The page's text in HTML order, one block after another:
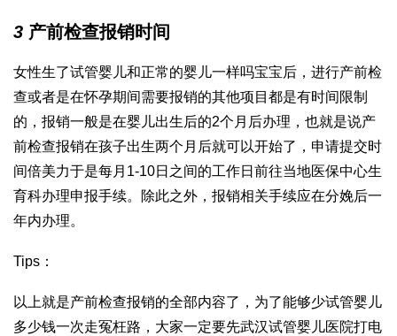
3 产前检查报销时间
女性生了试管婴儿和正常的婴儿一样吗宝宝后，进行产前检
查或者是在怀孕期间需要报销的其他项目都是有时间限制
的，报销一般是在婴儿出生后的2个月后办理，也就是说产
前检查报销在孩子出生两个月后就可以开始了，申请提交时
间倍美力于是每月1-10日之间的工作日前往当地医保中心生
育科办理申报手续。除此之外，报销相关手续应在分娩后一
年内办理。
Tips：
以上就是产前检查报销的全部内容了，为了能够少试管婴儿
多少钱一次走冤枉路，大家一定要先武汉试管婴儿医院打电